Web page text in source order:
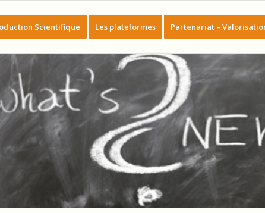
Scientifique Les plateformes Partenariat –